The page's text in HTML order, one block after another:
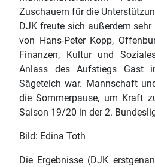
Zuschauern für die
DJK freute sich außerdem
von Hans-Peter Kopp,
Finanzen, Kultur und
Anlass des Aufstiegs Gast
Sägeteich war. Mannschaft
die Sommerpause, um Kraft
Saison 19/20 in der 2.
Bild: Edina Toth
Die Ergebnisse (DJK